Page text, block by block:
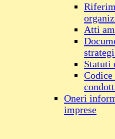
Atti
Statuti
Oneri
imprese